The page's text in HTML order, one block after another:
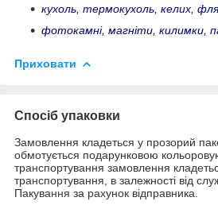
кухоль, термокухоль, келих,
фотокамні, магніти, килимки,
Приховати
Спосіб упаковки
Замовлення кладеться у прозорий
обмотується подарунковою
транспортування замовлення
транспортування, в залежності від
Пакування за рахунок відправника.